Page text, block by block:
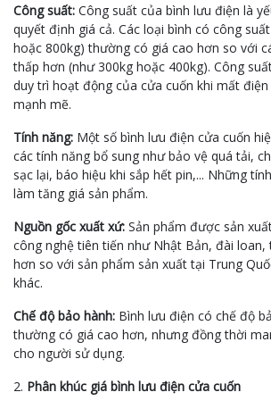
Công suất: Công suất của bình lưu điện là
quyết định giá cả. Các loại bình có công
hoặc 800kg) thường có giá cao hơn so với
thấp hơn (như 300kg hoặc 400kg). Công
duy trì hoạt động của cửa cuốn khi mất điện
mạnh mẽ.
Tính năng: Một số bình lưu điện cửa cuốn
các tính năng bổ sung như bảo vệ quá tải,
sạc lại, báo hiệu khi sắp hết pin,... Những
làm tăng giá sản phẩm.
Nguồn gốc xuất xứ: Sản phẩm được sản
công nghệ tiên tiến như Nhật Bản, đài
hơn so với sản phẩm sản xuất tại Trung
khác.
Chế độ bảo hành: Bình lưu điện có chế độ
thường có giá cao hơn, nhưng đồng thời
cho người sử dụng.
2. Phân khúc giá bình lưu điện cửa cuốn